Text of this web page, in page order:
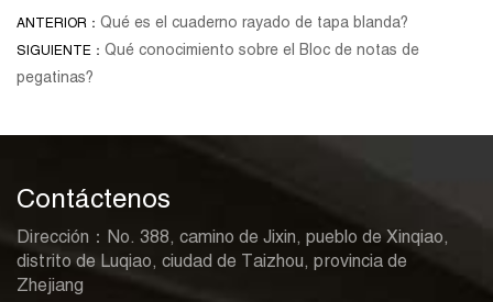
ANTERIOR： Qué es el cuaderno rayado de tapa blanda?
SIGUIENTE： Qué conocimiento sobre el Bloc de notas de
pegatinas?
Contáctenos
Dirección：No. 388, camino de Jixin, pueblo de Xinqiao,
distrito de Luqiao, ciudad de Taizhou, provincia de
Zhejiang